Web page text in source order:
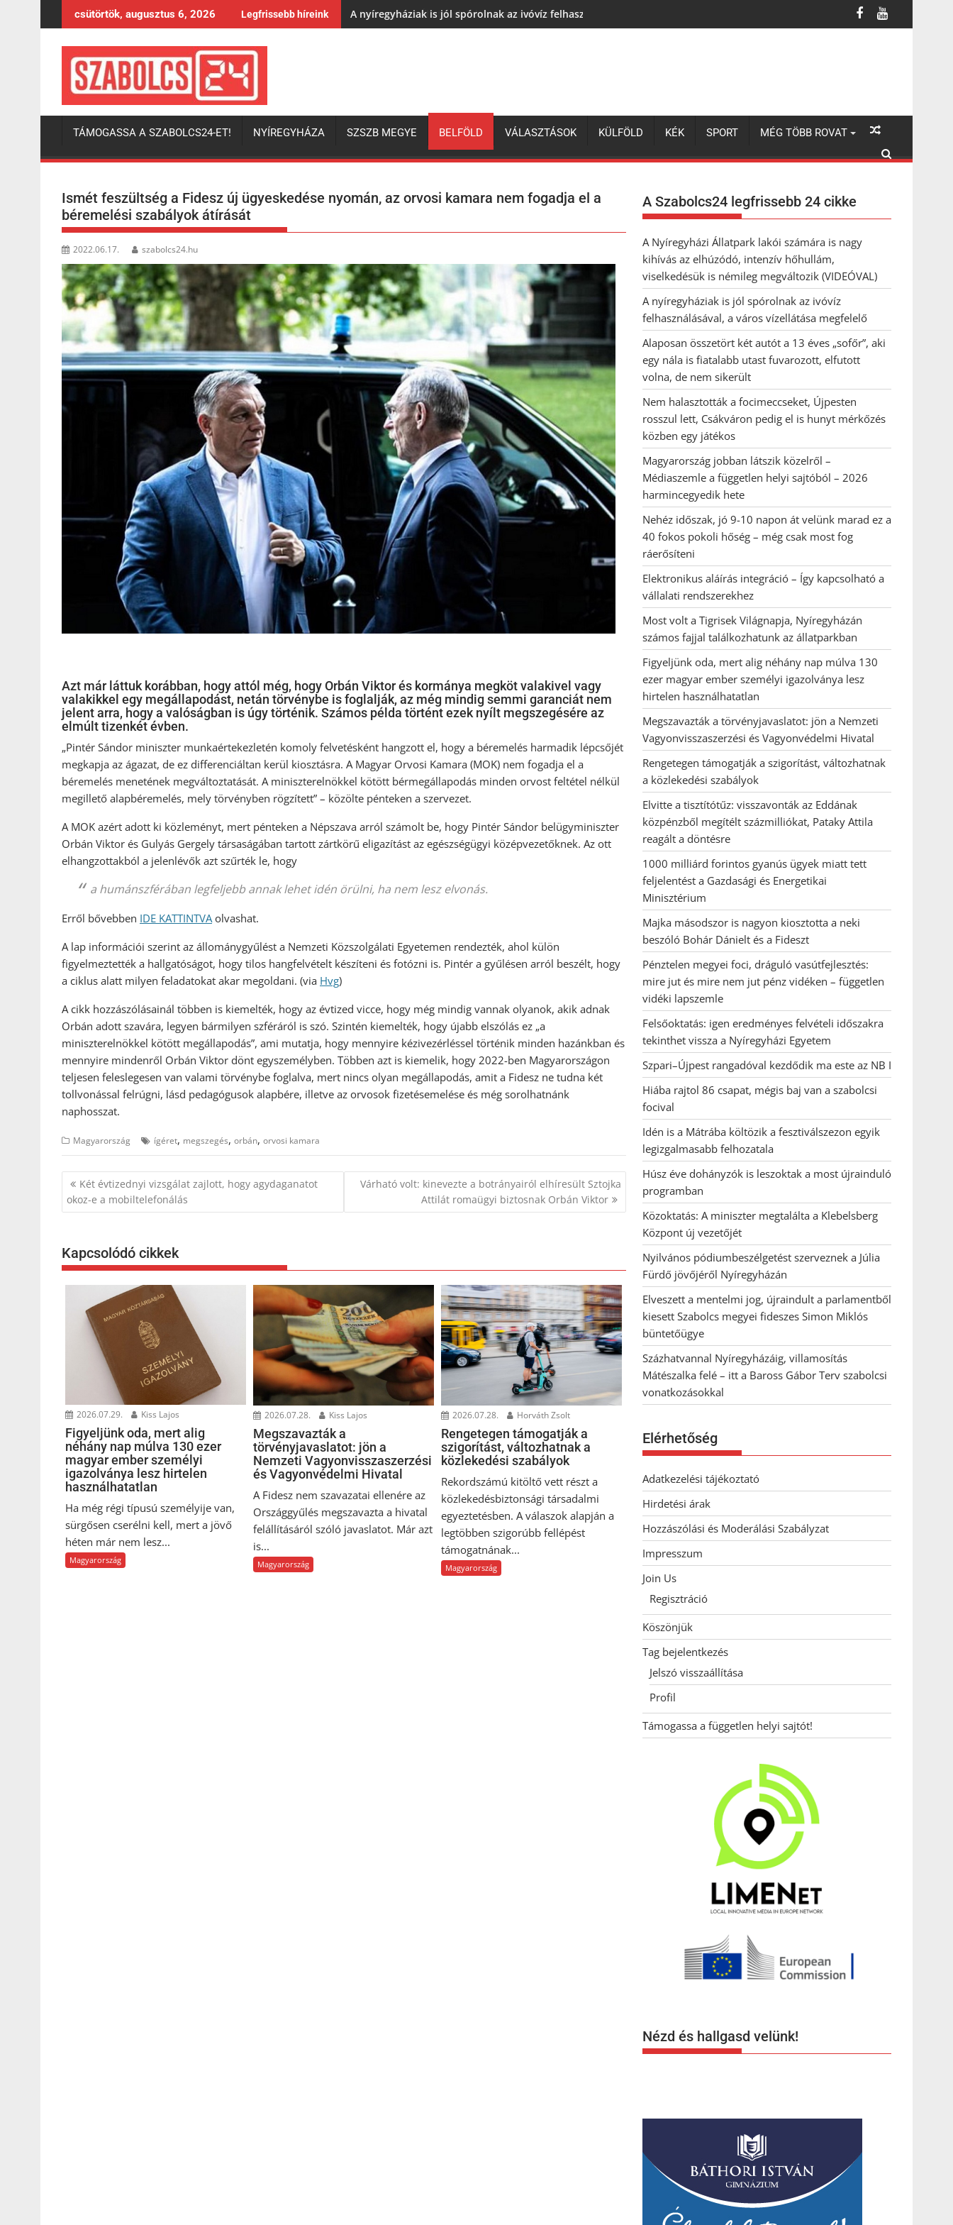
to
csütörtök, augusztus 6, 2026 Legfrissebb híreink A nyíregyháziak is jól spórolnak az ivóvíz felhasználásával, a város vízellátása megfelelő
TÁMOGASSA A SZABOLCS24-ET! NYÍREGYHÁZA SZSZB MEGYE BELFÖLD VÁLASZTÁSOK KÜLFÖLD KÉK SPORT MÉG TÖBB ROVAT
Ismét feszültség a Fidesz új ügyeskedése nyomán, az orvosi kamara nem fogadja el a
béremelési szabályok átírását
2022.06.17. szabolcs24.hu
Azt már láttuk korábban, hogy attól még, hogy Orbán Viktor és kormánya megköt valakivel vagy
valakikkel egy megállapodást, netán törvénybe is foglalják, az még mindig semmi garanciát nem
jelent arra, hogy a valóságban is úgy történik. Számos példa történt ezek nyílt megszegésére az
elmúlt tizenkét évben.
„Pintér Sándor miniszter munkaértekezletén komoly felvetésként hangzott el, hogy a béremelés harmadik lépcsőjét
megkapja az ágazat, de ez differenciáltan kerül kiosztásra. A Magyar Orvosi Kamara (MOK) nem fogadja el a
béremelés menetének megváltoztatását. A miniszterelnökkel kötött bérmegállapodás minden orvost feltétel nélkül
megillető alapbéremelés, mely törvényben rögzített” – közölte pénteken a szervezet.
A MOK azért adott ki közleményt, mert pénteken a Népszava arról számolt be, hogy Pintér Sándor belügyminiszter
Orbán Viktor és Gulyás Gergely társaságában tartott zártkörű eligazítást az egészségügyi középvezetőknek. Az ott
elhangzottakból a jelenlévők azt szűrték le, hogy
a humánszférában legfeljebb annak lehet idén örülni, ha nem lesz elvonás.
Erről bővebben IDE KATTINTVA olvashat.
A lap információi szerint az állománygyűlést a Nemzeti Közszolgálati Egyetemen rendezték, ahol külön
figyelmeztették a hallgatóságot, hogy tilos hangfelvételt készíteni és fotózni is. Pintér a gyűlésen arról beszélt, hogy
a ciklus alatt milyen feladatokat akar megoldani. (via Hvg)
A cikk hozzászólásainál többen is kiemelték, hogy az évtized vicce, hogy még mindig vannak olyanok, akik adnak
Orbán adott szavára, legyen bármilyen szféráról is szó. Szintén kiemelték, hogy újabb elszólás ez „a
miniszterelnökkel kötött megállapodás”, ami mutatja, hogy mennyire kézivezérléssel történik minden hazánkban és
mennyire mindenről Orbán Viktor dönt egyszemélyben. Többen azt is kiemelik, hogy 2022-ben Magyarországon
teljesen feleslegesen van valami törvénybe foglalva, mert nincs olyan megállapodás, amit a Fidesz ne tudna két
tollvonással felrúgni, lásd pedagógusok alapbére, illetve az orvosok fizetésemelése és még sorolhatnánk
naphosszat.
Magyarország ígéret, megszegés, orbán, orvosi kamara
Bejegyzés
navigáció
Két évtizednyi vizsgálat zajlott, hogy agydaganatot
okoz-e a mobiltelefonálás
Várható volt: kinevezte a botrányairól elhíresült Sztojka
Attilát romaügyi biztosnak Orbán Viktor
Kapcsolódó cikkek
2026.07.29. Kiss Lajos
Figyeljünk oda, mert alig
néhány nap múlva 130 ezer
magyar ember személyi
igazolványa lesz hirtelen
használhatatlan
Ha még régi típusú személyije van,
sürgősen cserélni kell, mert a jövő
héten már nem lesz...
Magyarország
2026.07.28. Kiss Lajos
Megszavazták a
törvényjavaslatot: jön a
Nemzeti Vagyonvisszaszerzési
és Vagyonvédelmi Hivatal
A Fidesz nem szavazatai ellenére az
Országgyűlés megszavazta a hivatal
felállításáról szóló javaslatot. Már azt
is...
Magyarország
2026.07.28. Horváth Zsolt
Rengetegen támogatják a
szigorítást, változhatnak a
közlekedési szabályok
Rekordszámú kitöltő vett részt a
közlekedésbiztonsági társadalmi
egyeztetésben. A válaszok alapján a
legtöbben szigorúbb fellépést
támogatnának...
Magyarország
A Szabolcs24 legfrissebb 24 cikke
A Nyíregyházi Állatpark lakói számára is nagy
kihívás az elhúzódó, intenzív hőhullám,
viselkedésük is némileg megváltozik (VIDEÓVAL)
A nyíregyháziak is jól spórolnak az ivóvíz
felhasználásával, a város vízellátása megfelelő
Alaposan összetört két autót a 13 éves „sofőr”, aki
egy nála is fiatalabb utast fuvarozott, elfutott
volna, de nem sikerült
Nem halasztották a focimeccseket, Újpesten
rosszul lett, Csákváron pedig el is hunyt mérkőzés
közben egy játékos
Magyarország jobban látszik közelről –
Médiaszemle a független helyi sajtóból – 2026
harmincegyedik hete
Nehéz időszak, jó 9-10 napon át velünk marad ez a
40 fokos pokoli hőség – még csak most fog
ráerősíteni
Elektronikus aláírás integráció – Így kapcsolható a
vállalati rendszerekhez
Most volt a Tigrisek Világnapja, Nyíregyházán
számos fajjal találkozhatunk az állatparkban
Figyeljünk oda, mert alig néhány nap múlva 130
ezer magyar ember személyi igazolványa lesz
hirtelen használhatatlan
Megszavazták a törvényjavaslatot: jön a Nemzeti
Vagyonvisszaszerzési és Vagyonvédelmi Hivatal
Rengetegen támogatják a szigorítást, változhatnak
a közlekedési szabályok
Elvitte a tisztítótűz: visszavonták az Eddának
közpénzből megítélt százmilliókat, Pataky Attila
reagált a döntésre
1000 milliárd forintos gyanús ügyek miatt tett
feljelentést a Gazdasági és Energetikai
Minisztérium
Majka másodszor is nagyon kiosztotta a neki
beszóló Bohár Dánielt és a Fideszt
Pénztelen megyei foci, dráguló vasútfejlesztés:
mire jut és mire nem jut pénz vidéken – független
vidéki lapszemle
Felsőoktatás: igen eredményes felvételi időszakra
tekinthet vissza a Nyíregyházi Egyetem
Szpari–Újpest rangadóval kezdődik ma este az NB I
Hiába rajtol 86 csapat, mégis baj van a szabolcsi
focival
Idén is a Mátrába költözik a fesztiválszezon egyik
legizgalmasabb felhozatala
Húsz éve dohányzók is leszoktak a most újrainduló
programban
Közoktatás: A miniszter megtalálta a Klebelsberg
Központ új vezetőjét
Nyilvános pódiumbeszélgetést szerveznek a Júlia
Fürdő jövőjéről Nyíregyházán
Elveszett a mentelmi jog, újraindult a parlamentből
kiesett Szabolcs megyei fideszes Simon Miklós
büntetőügye
Százhatvannal Nyíregyházáig, villamosítás
Mátészalka felé – itt a Baross Gábor Terv szabolcsi
vonatkozásokkal
Elérhetőség
Adatkezelési tájékoztató
Hirdetési árak
Hozzászólási és Moderálási Szabályzat
Impresszum
Join Us
Regisztráció
Köszönjük
Tag bejelentkezés
Jelszó visszaállítása
Profil
Támogassa a független helyi sajtót!
Nézd és hallgasd velünk!